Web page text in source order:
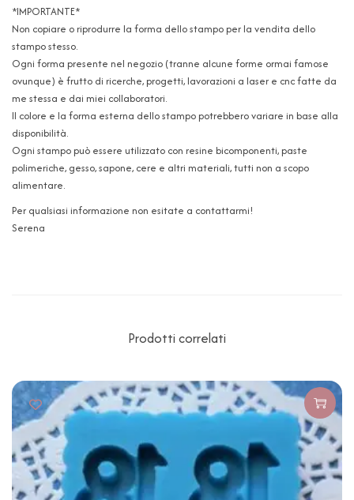
*IMPORTANTE*
Non copiare o riprodurre la forma dello stampo per la vendita dello
stampo stesso.
Ogni forma presente nel negozio (tranne alcune forme ormai famose
ovunque) è frutto di ricerche, progetti, lavorazioni a laser e cnc fatte da
me stessa e dai miei collaboratori.
Il colore e la forma esterna dello stampo potrebbero variare in base alla
disponibilità.
Ogni stampo può essere utilizzato con resine bicomponenti, paste
polimeriche, gesso, sapone, cere e altri materiali, tutti non a scopo
alimentare.
Per qualsiasi informazione non esitate a contattarmi!
Serena
Prodotti correlati